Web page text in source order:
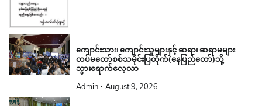
ကျောင်းသား၊ ကျောင်းသူများနှင့် ဆရာ၊ ဆရာမများ
တပ်မတော်စစ်သမိုင်းပြတိုက်(နေပြည်တော်)သို့
သွားရောက်လေ့လာ
Admin August 9, 2026